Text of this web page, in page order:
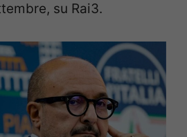
su Rai3.